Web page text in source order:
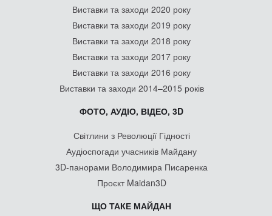
Виставки та заходи 2020 року
Виставки та заходи 2019 року
Виставки та заходи 2018 року
Виставки та заходи 2017 року
Виставки та заходи 2016 року
Виставки та заходи 2014–2015 років
ФОТО, АУДІО, ВІДЕО, 3D
Світлини з Революції Гідності
Аудіоспогади учасників Майдану
3D-панорами Володимира Писаренка
Проєкт Maidan3D
ЩО ТАКЕ МАЙДАН